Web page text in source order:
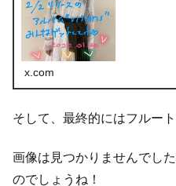
x.com
そして、最終的にはフルー
画像は見つかりませんでし
のでしょうね！